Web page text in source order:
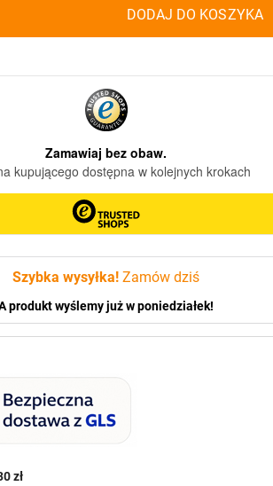
zł
Szybka wysyłka! Zamów dziś
produkt wyślemy już w poniedziałek!
DODAJ DO KOSZYKA